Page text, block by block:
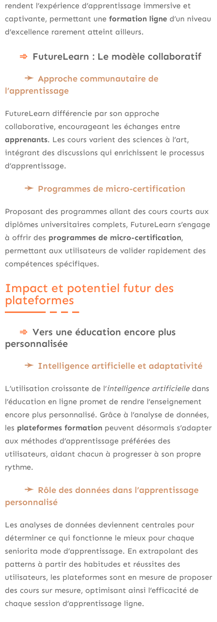
rendent l’expérience d’apprentissage immersive et
captivante, permettant une formation ligne d’un niveau
d’excellence rarement atteint ailleurs.
FutureLearn : Le modèle collaboratif
Approche communautaire de
l’apprentissage
FutureLearn différencie par son approche
collaborative, encourageant les échanges entre
apprenants. Les cours varient des sciences à l’art,
intégrant des discussions qui enrichissent le processus
d’apprentissage.
Programmes de micro-certification
Proposant des programmes allant des cours courts aux
diplômes universitaires complets, FutureLearn s’engage
à offrir des programmes de micro-certification,
permettant aux utilisateurs de valider rapidement des
compétences spécifiques.
Impact et potentiel futur des
plateformes
Vers une éducation encore plus
personnalisée
Intelligence artificielle et adaptativité
L’utilisation croissante de l’intelligence artificielledans
l’éducation en ligne promet de rendre l’enseignement
encore plus personnalisé. Grâce à l’analyse de données,
les plateformes formation peuvent désormais s’adapter
aux méthodes d’apprentissage préférées des
utilisateurs, aidant chacun à progresser à son propre
rythme.
Rôle des données dans l’apprentissage
personnalisé
Les analyses de données deviennent centrales pour
déterminer ce qui fonctionne le mieux pour chaque
seniorita mode d’apprentissage. En extrapolant des
patterns à partir des habitudes et réussites des
utilisateurs, les plateformes sont en mesure de proposer
des cours sur mesure, optimisant ainsi l’efficacité de
chaque session d’apprentissage ligne.